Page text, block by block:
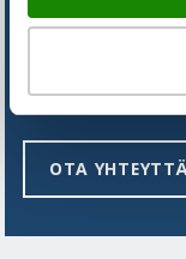
ETKÖ
OTA